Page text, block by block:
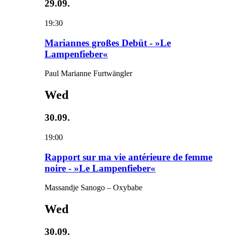
29.09.
19:30
Mariannes großes Debüt - »Le
Lampenfieber«
Paul Marianne Furtwängler
Wed
30.09.
19:00
Rapport sur ma vie antérieure de femme
noire - »Le Lampenfieber«
Massandje Sanogo – Oxybabe
Wed
30.09.